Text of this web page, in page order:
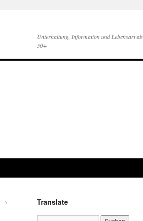
Unterhaltung, Information und Lebensart ab
50+
→ Translate